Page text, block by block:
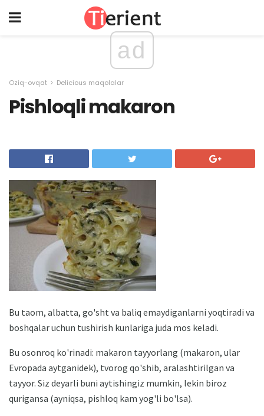
ad
Oziq-ovqat Delicious maqolalar
Pishloqli makaron
Bu taom, albatta, go'sht va baliq emaydiganlarni yoqtiradi va
boshqalar uchun tushirish kunlariga juda mos keladi.
Bu osonroq ko'rinadi: makaron tayyorlang (makaron, ular
Evropada aytganidek), tvorog qo'shib, aralashtirilgan va
tayyor. Siz deyarli buni aytishingiz mumkin, lekin biroz
qurigansa (ayniqsa, pishloq kam yog'li bo'lsa).